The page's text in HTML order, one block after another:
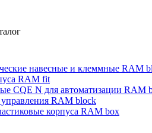
навесные и клеммные RAM
RAM fit
CQE N для автоматизации RAM
RAM block
корпуса RAM box